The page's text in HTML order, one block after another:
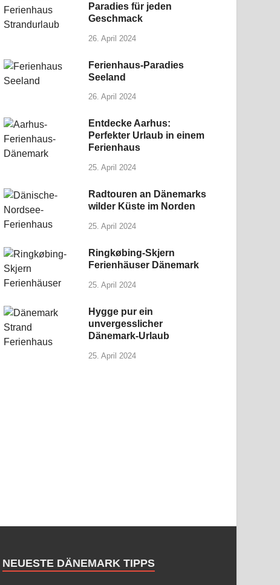
Paradies für jeden
Geschmack
26. April 2024
Ferienhaus-Paradies
Seeland
26. April 2024
Entdecke Aarhus:
Perfekter Urlaub in einem
Ferienhaus
25. April 2024
Radtouren an Dänemarks
wilder Küste im Norden
25. April 2024
Ringkøbing-Skjern
Ferienhäuser Dänemark
25. April 2024
Hygge pur ein
unvergesslicher
Dänemark-Urlaub
25. April 2024
NEUESTE DÄNEMARK TIPPS